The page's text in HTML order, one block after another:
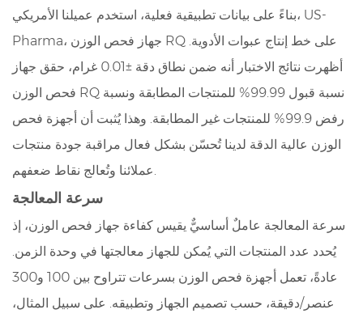
بناءً على بيانات تطبيقية فعلية، استخدم عميلنا الأمريكي، US-
Pharma، جهاز فحص الوزن RQ على خط إنتاج عبوات الأدوية.
أظهرت نتائج الاختبار أنه ضمن نطاق دقة ±0.01 غرام، حقق جهاز
فحص الوزن RQ نسبة قبول 99.99% للمنتجات المطابقة ونسبة
رفض 99.9% للمنتجات غير المطابقة. وهذا يُثبت أن أجهزة فحص
الوزن عالية الدقة لدينا تُحسّن بشكل فعال مراقبة جودة منتجات
عملائنا وتُعالج نقاط ضعفهم.
سرعة المعالجة
سرعة المعالجة عاملٌ أساسيٌّ يقيس كفاءة جهاز فحص الوزن، إذ
يُحدد عدد المنتجات التي يُمكن للجهاز معالجتها في وحدة الزمن.
عادةً، تعمل أجهزة فحص الوزن بسرعات تتراوح بين 100 و300
عنصر/دقيقة، حسب تصميم الجهاز وتطبيقه. على سبيل المثال،